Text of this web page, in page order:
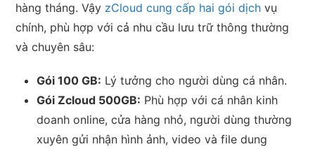
hàng tháng. Vậy zCloud cung cấp hai gói dịch vụ
chính, phù hợp với cả nhu cầu lưu trữ thông thường
và chuyên sâu:
Gói 100 GB: Lý tưởng cho người dùng cá nhân.
Gói Zcloud 500GB: Phù hợp với cá nhân kinh
doanh online, cửa hàng nhỏ, người dùng thường
xuyên gửi nhận hình ảnh, video và file dung